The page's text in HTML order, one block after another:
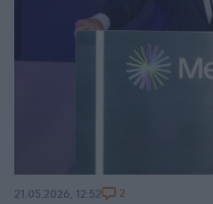
21.05.2026, 12:52 2